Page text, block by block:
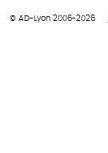
© AD-Lyon 2006-2026